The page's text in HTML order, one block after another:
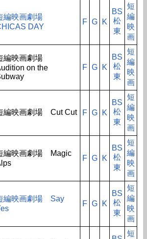
編映画劇場
DAY
F G K
BS
松
東
短
編
映
画
編映画劇場
on the
F G K
BS
松
東
短
編
映
画
編映画劇場 Cut Cut F G K
BS
松
東
短
編
映
画
編映画劇場 Magic
F G K
BS
松
東
短
編
映
画
編映画劇場 Say
F G K
BS
松
東
短
編
映
画
短